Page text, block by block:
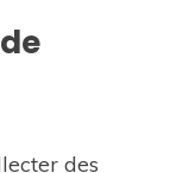
des